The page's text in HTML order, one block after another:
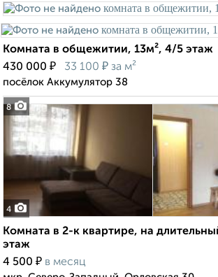
8
Комната в общежитии, 13м², 4/5 этаж
430 000 ₽ 33 100 ₽ за м²
посёлок Аккумулятор 38
4
Комната в 2-к квартире, на
этаж
4 500 ₽ в месяц